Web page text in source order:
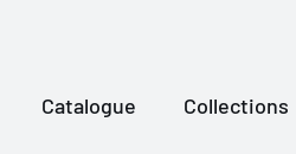
Catalogue Collections